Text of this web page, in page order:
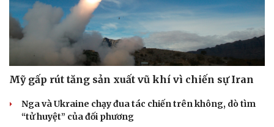
Mỹ gấp rút tăng sản xuất vũ khí vì chiến sự Iran
Nga và Ukraine chạy đua tác chiến trên không, dò tìm
“tử huyệt” của đối phương